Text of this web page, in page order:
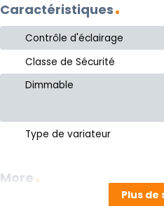
Caractéristiques
Contrôle d'éclairage
Classe de Sécurité
Dimmable
Type de variateur
More
Plus